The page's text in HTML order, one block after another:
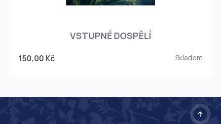
VSTUPNÉ DOSPĚLÍ
150,00 Kč Skladem